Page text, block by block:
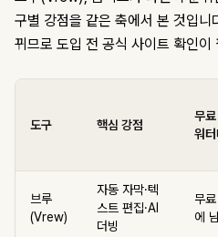
구별 강점을 같은 축에서 본 것입니
뀌므로 도입 전 공식 사이트 확인이
도구 핵심 강점
무
워
브루
(Vrew)
자동 자막·텍
스트 편집·AI
더빙
무
에